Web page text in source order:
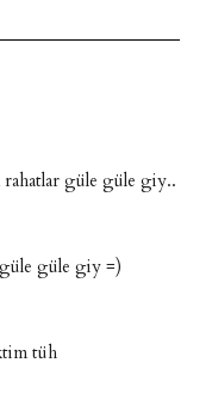
rahatlar güle güle giy..
güle giy =)
tüh